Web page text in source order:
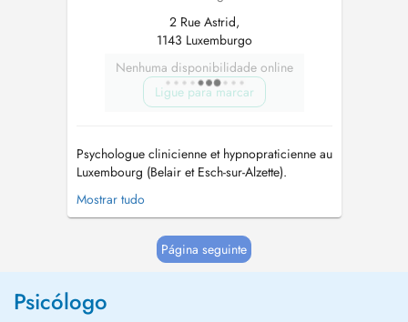
2 Rue Astrid,
1143 Luxemburgo
Nenhuma disponibilidade online
Ligue para marcar
Psychologue clinicienne et hypnopraticienne au
Luxembourg (Belair et Esch-sur-Alzette).
Diplômée de l'Université de Liège (Belgique)
en 2021. Je suis spécialisée en clinique de
exercé dans les différents domaines de la
psychologie, notamment avec de...
Mostrar tudo
Página seguinte
Psicólogo